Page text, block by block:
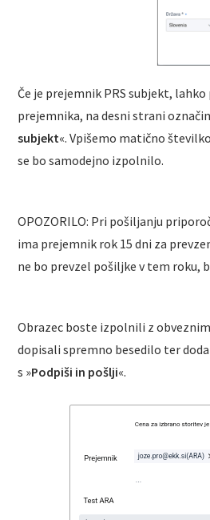
Če je prejemnik PRS subjekt,
prejemnika, na desni strani
subjekt«. Vpišemo matično
se bo samodejno izpolnilo.
OPOZORILO: Pri pošiljanju
ima prejemnik rok 15 dni za
ne bo prevzel pošiljke v tem roku,
Obrazec boste izpolnili z
dopisali spremno besedilo ter
s »Podpiši in pošlji«.